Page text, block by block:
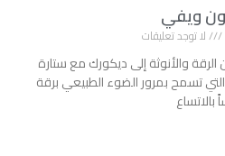
ويفي
لا توجد تعليقات
والأنوثة إلى ديكورك مع ستارة
تسمح بمرور الضوء الطبيعي برقة